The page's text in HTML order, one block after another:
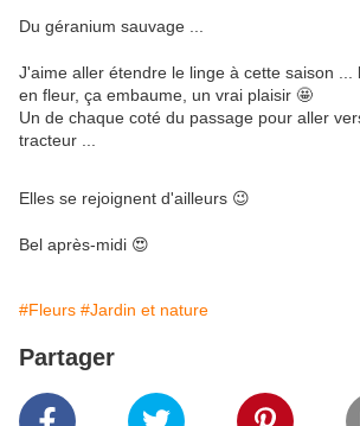
Du géranium sauvage ...
J'aime aller étendre le linge à cette saison ...
en fleur, ça embaume, un vrai plaisir 🤩
Un de chaque coté du passage pour aller
tracteur ...
Elles se rejoignent d'ailleurs 😉
Bel après-midi 😍
#Fleurs #Jardin et nature
Partager